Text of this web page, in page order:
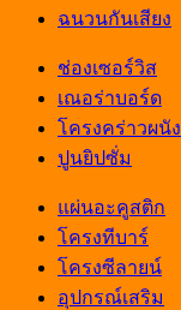
ฉนวนกันเสียง
ช่องเซอร์วิส
เณอร่าบอร์ด
โครงคร่าวผนัง
ปูนยิปซั่ม
แผ่นอะคูสติก
โครงทีบาร์
โครงซีลายน์
อุปกรณ์เสริม